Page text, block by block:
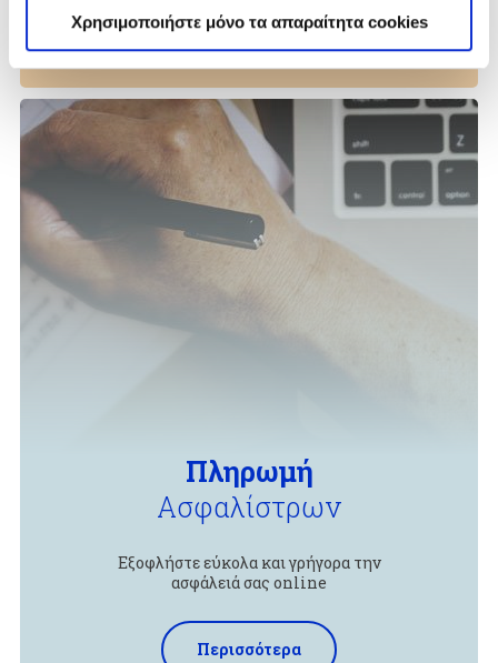
Χρησιμοποιήστε μόνο τα απαραίτητα cookies
Περισσότερα
Πληρωμή
Ασφαλίστρων
Εξοφλήστε εύκολα και γρήγορα την
ασφάλειά σας online
Περισσότερα